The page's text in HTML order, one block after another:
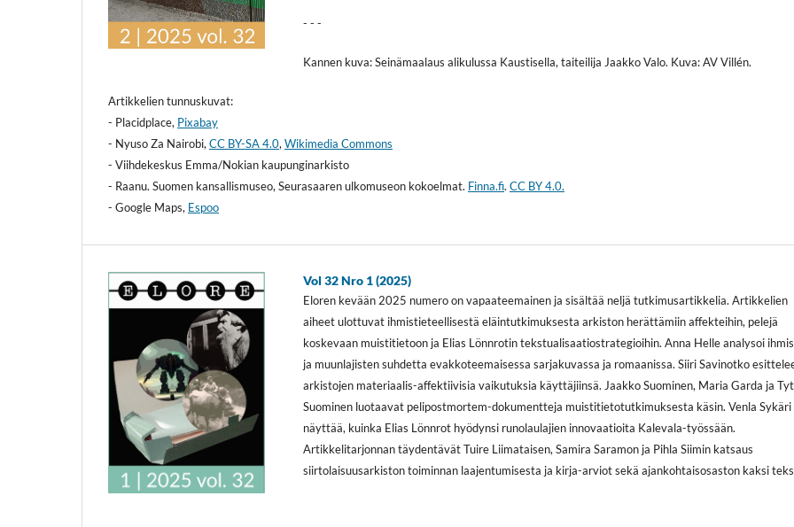
- - -
Kannen kuva: Seinämaalaus alikulussa Kaustisella, taiteilija Jaakko Valo. Kuva: AV Villén.
Artikkelien tunnuskuvat:
- Placidplace, Pixabay
- Nyuso Za Nairobi, CC BY-SA 4.0, Wikimedia Commons
- Viihdekeskus Emma/Nokian kaupunginarkisto
- Raanu. Suomen kansallismuseo, Seurasaaren ulkomuseon kokoelmat. Finna.fi. CC BY 4.0.
- Google Maps, Espoo
Vol 32 Nro 1 (2025)
Eloren kevään 2025 numero on vapaateemainen ja sisältää neljä tutkimusartikkelia. Artikkelien
aiheet ulottuvat ihmistieteellisestä eläintutkimuksesta arkiston herättämiin affekteihin, pelejä
koskevaan muistitietoon ja Elias Lönnrotin tekstualisaatiostrategioihin. Anna Helle analysoi
ja muunlajisten suhdetta evakkoteemaisessa sarjakuvassa ja romaanissa. Siiri Savinotko
arkistojen materiaalis-affektiivisia vaikutuksia käyttäjiinsä. Jaakko Suominen, Maria Garda ja
Suominen luotaavat pelipostmortem-dokumentteja muistitietotutkimuksesta käsin. Venla Sykäri
näyttää, kuinka Elias Lönnrot hyödynsi runolaulajien innovaatioita Kalevala-työssään.
Artikkelitarjonnan täydentävät Tuire Liimataisen, Samira Saramon ja Pihla Siimin katsaus
siirtolaisuusarkiston toiminnan laajentumisesta ja kirja-arviot sekä ajankohtaisosaston kaksi